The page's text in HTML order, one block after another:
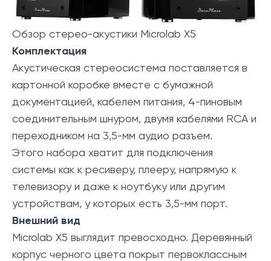
Обзор стерео-акустики Microlab X5
Комплектация
Акустическая стереосистема поставляется в
картонной коробке вместе с бумажной
документацией, кабелем питания, 4-пиновым
соединительным шнуром, двумя кабелями RCA и
переходником на 3,5-мм аудио разъем.
Этого набора хватит для подключения
системы как к ресиверу, плееру, напрямую к
телевизору и даже к ноутбуку или другим
устройствам, у которых есть 3,5-мм порт.
Внешний вид
Microlab X5 выглядит превосходно. Деревянный
корпус черного цвета покрыт первоклассным